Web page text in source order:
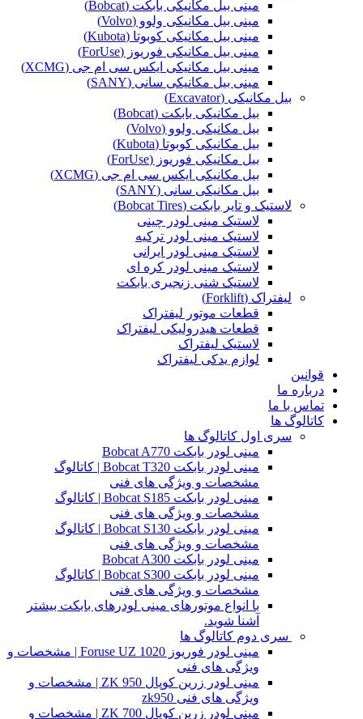
مینی بیل مکانیکی بابکت (Bobcat)
مینی بیل مکانیکی ولوو (Volvo)
مینی بیل مکانیکی کوبوتا (Kubota)
مینی بیل مکانیکی فوریوز (ForUse)
مینی بیل مکانیکی ایکس سی ام جی (XCMG)
مینی بیل مکانیکی سانی (SANY)
بیل مکانیکی (Excavator)
بیل مکانیکی بابکت (Bobcat)
بیل مکانیکی ولوو (Volvo)
بیل مکانیکی کوبوتا (Kubota)
بیل مکانیکی فوریوز (ForUse)
بیل مکانیکی ایکس سی ام جی (XCMG)
بیل مکانیکی سانی (SANY)
لاستیک و تایر بابکت (Bobcat Tires)
لاستیک مینی لودر چینی
لاستیک مینی لودر ترکیه
لاستیک مینی لودر ایرانی
لاستیک مینی لودر کره ای
لاستیک شنی زنجیری بابکت
لیفتراک (Forklift)
قطعات موتور لیفتراک
قطعات هیدرولیکی لیفتراک
لاستیک لیفتراک
لوازم یدکی لیفتراک
قوانین
درباره ما
تماس با ما
کاتالوگ ها
سری اول کاتالوگ ها
مینی لودر بابکت Bobcat A770
مینی لودر بابکت Bobcat T320 | کاتالوگ
مشخصات و ویژگی های فنی
مینی لودر بابکت Bobcat S185 | کاتالوگ
مشخصات و ویژگی های فنی
مینی لودر بابکت Bobcat S130 | کاتالوگ
مشخصات و ویژگی های فنی
مینی لودر بابکت Bobcat A300
مینی لودر بابکت Bobcat S300 | کاتالوگ
مشخصات و ویژگی های فنی
با انواع موتورهای مینی لودرهای بابکت بیشتر
آشنا شوید.
سری دوم کاتالوگ ها
مینی لودر فوریوز Foruse UZ 1020 | مشخصات و
ویژگی های فنی
مینی لودر زرین کوپال ZK 950 | مشخصات و
ویژگی های فنی zk950
مینی لودر زرین کوپال ZK 700 | مشخصات و